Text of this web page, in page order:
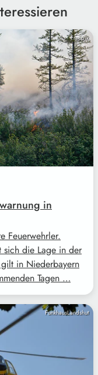
Freepik
in
Feuerwehrler.
sich die Lage in der
in Niederbayern
Tagen …
FunkhausLandshut